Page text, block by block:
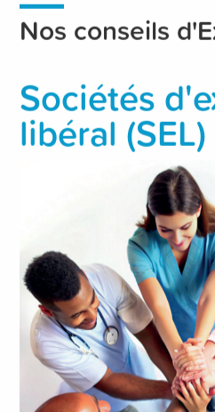
Nos conseils
Sociétés
libéral (SEL)